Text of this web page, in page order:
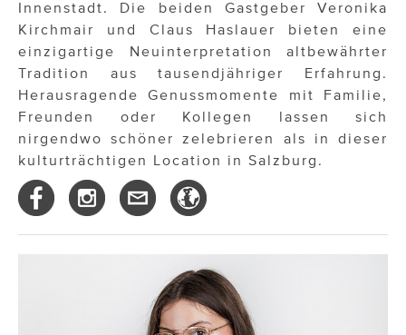
Innenstadt. Die beiden Gastgeber Veronika
Kirchmair und Claus Haslauer bieten eine
einzigartige Neuinterpretation altbewährter
Tradition aus tausendjähriger Erfahrung.
Herausragende Genussmomente mit Familie,
Freunden oder Kollegen lassen sich
nirgendwo schöner zelebrieren als in dieser
kulturträchtigen Location in Salzburg.